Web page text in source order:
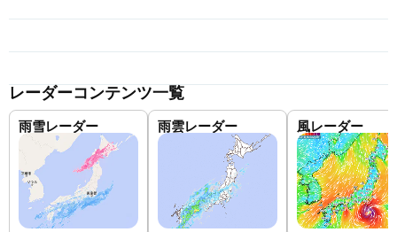
レーダーコンテンツ一覧
雨雪レーダー 雨雲レーダー 風レーダー